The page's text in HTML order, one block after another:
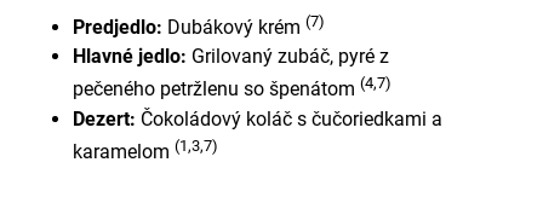
Predjedlo: Dubákový krém (7)
Hlavné jedlo: Grilovaný zubáč, pyré z
pečeného petržlenu so špenátom (4,7)
Dezert: Čokoládový koláč s čučoriedkami a
karamelom (1,3,7)